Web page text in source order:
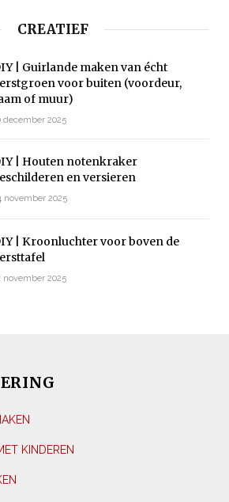
CREATIEF
| Guirlande maken van écht
voor buiten (voordeur,
of muur)
december 2025
| Houten notenkraker
en versieren
november 2025
| Kroonluchter voor boven de
november 2025
KINDEREN